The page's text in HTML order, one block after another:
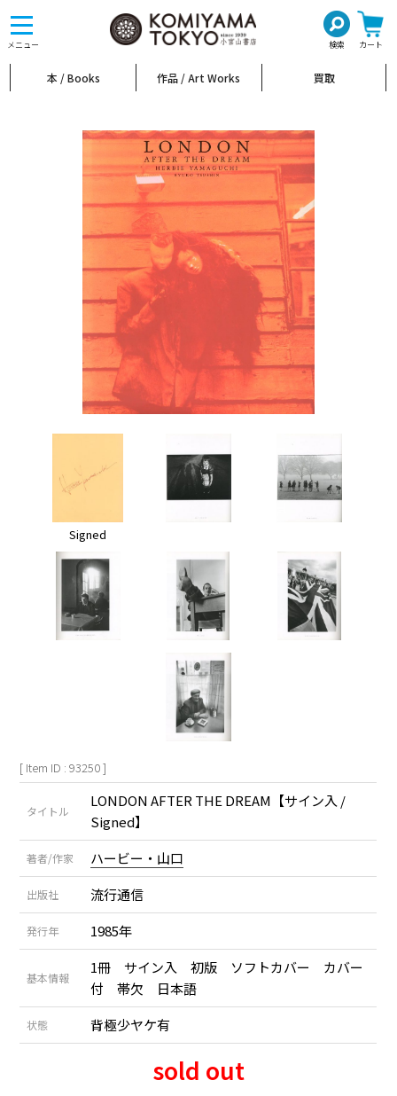
メニュー 検索 カート
toggle
navigation
本 / Books 作品 / Art Works 買取
Signed
[ Item ID : 93250 ]
タイトル
LONDON AFTER THE DREAM【サイン入 /
Signed】
著者/作家 ハービー・山口
出版社 流行通信
発行年 1985年
基本情報
1冊 サイン入 初版 ソフトカバー カバー
付 帯欠 日本語
状態 背極少ヤケ有
sold out